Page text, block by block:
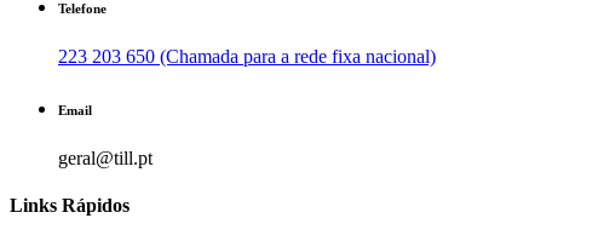
Telefone
223 203 650 (Chamada para a rede fixa nacional)
Email
geral@till.pt
Links Rápidos